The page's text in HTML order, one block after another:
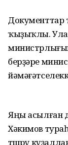
Документтар
ҡыҙыҡлы.
берҙәре
Яңы асылған
Хәкимов
төшөрөү